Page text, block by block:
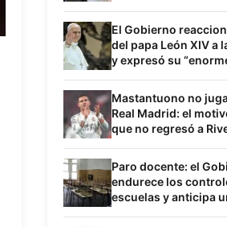
Sabag Montiel
El Gobierno
del papa León XIV a
y expresó su
Mastantuono no
Real Madrid: el
que no regresó a
próximo destino
Paro docente: el
endurece los
escuelas y anticipa